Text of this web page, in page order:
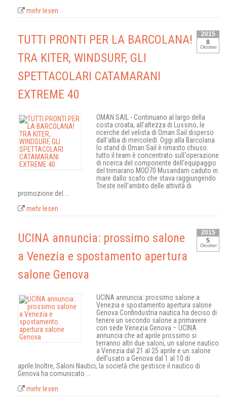
mehr lesen
2015
8
Oktober
TUTTI PRONTI PER LA BARCOLANA!
TRA KITER, WINDSURF, GLI
SPETTACOLARI CATAMARANI
EXTREME 40
OMAN SAIL - Continuano al largo della
costa croata, all'altezza di Lussino, le
ricerche del velista di Oman Sail disperso
dall'alba di mercoledì. Oggi alla Barcolana
lo stand di Oman Sail è rimasto chiuso:
tutto il team è concentrato sull'operazione
di ricerca del componente dell'equipaggio
del trimarano MOD70 Musandam caduto in
mare dallo scafo che stava raggiungendo
Trieste nell'ambito delle attività di
promozione del ...
mehr lesen
2015
5
Oktober
UCINA annuncia: prossimo salone
a Venezia e spostamento apertura
salone Genova
UCINA annuncia: prossimo salone a
Venezia e spostamento apertura salone
Genova Confindustria nautica ha deciso di
tenere un secondo salone a primavere
con sede Venezia Genova – UCINA
annuncia che ad aprile prossimo si
terranno altri due saloni, un salone nautico
a Venezia dal 21 al 25 aprile e un salone
dell’usato a Genova dal 1 al 10 di
aprile.Inoltre, Saloni Nautici, la società che gestisce il nautico di
Genova ha comunicato ...
mehr lesen